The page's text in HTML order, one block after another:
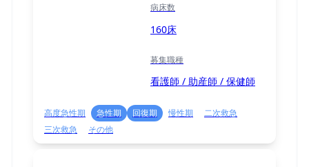
病床数
160床
募集職種
看護師 / 助産師 / 保健師
高度急性期 急性期 回復期 慢性期
二次救急
三次救急
その他